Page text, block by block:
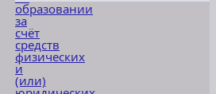
образовании
за
счёт
средств
физических
и
(или)